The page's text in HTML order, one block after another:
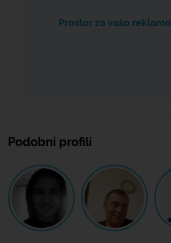
Prostor za vašo reklamo
Podobni profili